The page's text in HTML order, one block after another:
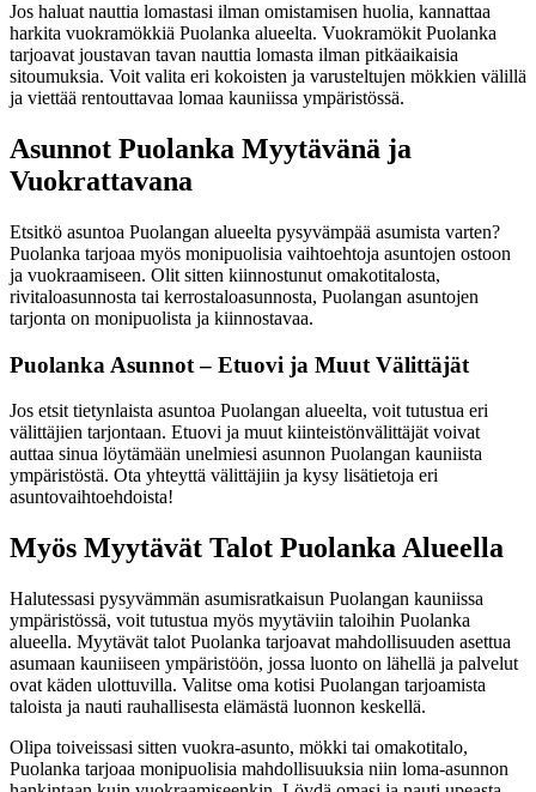
Jos haluat nauttia lomastasi ilman omistamisen huolia, kannattaa
harkita vuokramökkiä Puolanka alueelta. Vuokramökit Puolanka
tarjoavat joustavan tavan nauttia lomasta ilman pitkäaikaisia
sitoumuksia. Voit valita eri kokoisten ja varusteltujen mökkien välillä
ja viettää rentouttavaa lomaa kauniissa ympäristössä.
Asunnot Puolanka Myytävänä ja
Vuokrattavana
Etsitkö asuntoa Puolangan alueelta pysyvämpää asumista varten?
Puolanka tarjoaa myös monipuolisia vaihtoehtoja asuntojen ostoon
ja vuokraamiseen. Olit sitten kiinnostunut omakotitalosta,
rivitaloasunnosta tai kerrostaloasunnosta, Puolangan asuntojen
tarjonta on monipuolista ja kiinnostavaa.
Puolanka Asunnot – Etuovi ja Muut Välittäjät
Jos etsit tietynlaista asuntoa Puolangan alueelta, voit tutustua eri
välittäjien tarjontaan. Etuovi ja muut kiinteistönvälittäjät voivat
auttaa sinua löytämään unelmiesi asunnon Puolangan kauniista
ympäristöstä. Ota yhteyttä välittäjiin ja kysy lisätietoja eri
asuntovaihtoehdoista!
Myös Myytävät Talot Puolanka Alueella
Halutessasi pysyvämmän asumisratkaisun Puolangan kauniissa
ympäristössä, voit tutustua myös myytäviin taloihin Puolanka
alueella. Myytävät talot Puolanka tarjoavat mahdollisuuden asettua
asumaan kauniiseen ympäristöön, jossa luonto on lähellä ja palvelut
ovat käden ulottuvilla. Valitse oma kotisi Puolangan tarjoamista
taloista ja nauti rauhallisesta elämästä luonnon keskellä.
Olipa toiveissasi sitten vuokra-asunto, mökki tai omakotitalo,
Puolanka tarjoaa monipuolisia mahdollisuuksia niin loma-asunnon